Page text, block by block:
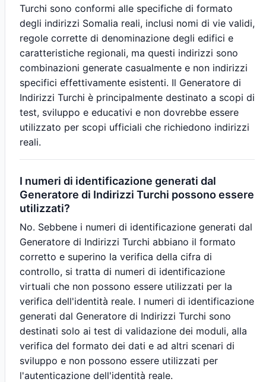
Turchi sono conformi alle specifiche di formato
degli indirizzi Somalia reali, inclusi nomi di vie validi,
regole corrette di denominazione degli edifici e
caratteristiche regionali, ma questi indirizzi sono
combinazioni generate casualmente e non indirizzi
specifici effettivamente esistenti. Il Generatore di
Indirizzi Turchi è principalmente destinato a scopi di
test, sviluppo e educativi e non dovrebbe essere
utilizzato per scopi ufficiali che richiedono indirizzi
reali.
I numeri di identificazione generati dal
Generatore di Indirizzi Turchi possono essere
utilizzati?
No. Sebbene i numeri di identificazione generati dal
Generatore di Indirizzi Turchi abbiano il formato
corretto e superino la verifica della cifra di
controllo, si tratta di numeri di identificazione
virtuali che non possono essere utilizzati per la
verifica dell'identità reale. I numeri di identificazione
generati dal Generatore di Indirizzi Turchi sono
destinati solo ai test di validazione dei moduli, alla
verifica del formato dei dati e ad altri scenari di
sviluppo e non possono essere utilizzati per
l'autenticazione dell'identità reale.